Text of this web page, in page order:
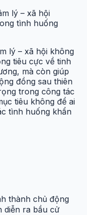
lý – xã hội
tình huống
lý – xã hội không
tiêu cực về tinh
mà còn giúp
đồng sau thiên
trong công tác
tiêu không để ai
tình huống khẩn
thành chủ động
diễn ra bầu cử